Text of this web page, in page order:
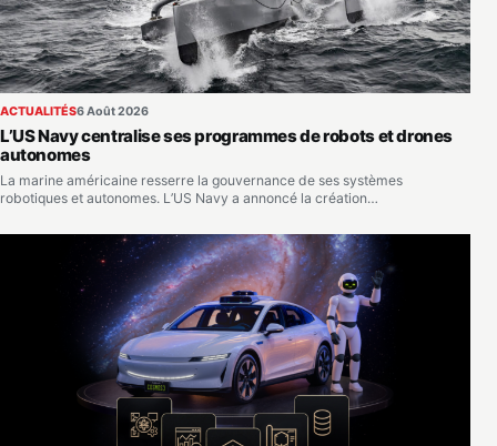
ACTUALITÉS6 Août 2026
L’US Navy centralise ses programmes de robots et drones
autonomes
La marine américaine resserre la gouvernance de ses systèmes
robotiques et autonomes. L’US Navy a annoncé la création…